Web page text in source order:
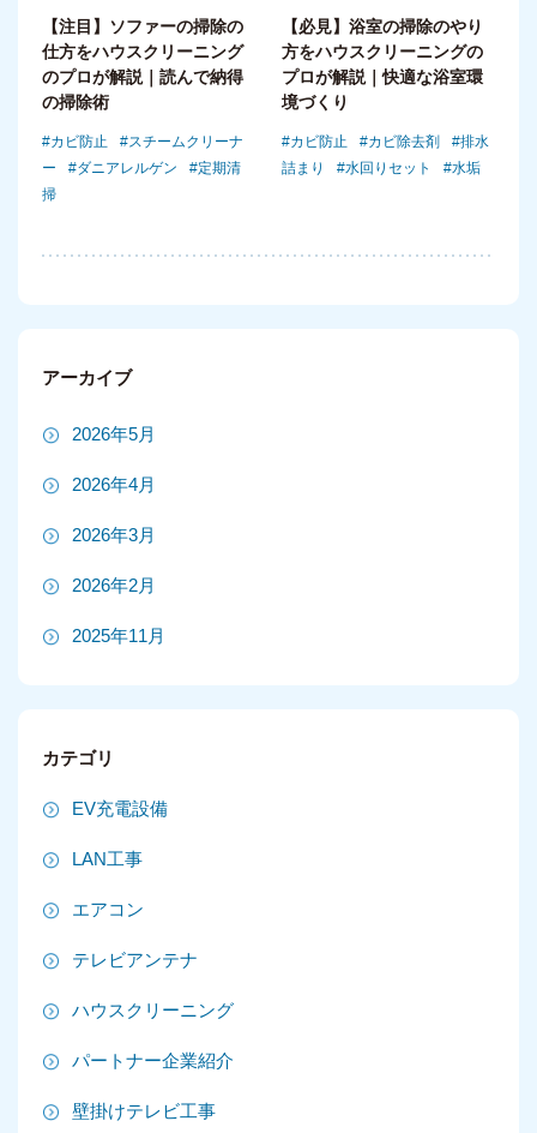
【注目】ソファーの掃除の
仕方をハウスクリーニング
のプロが解説｜読んで納得
の掃除術
カビ防止
スチームクリーナ
ー
ダニアレルゲン
定期清
掃
【必見】浴室の掃除のやり
方をハウスクリーニングの
プロが解説｜快適な浴室環
境づくり
カビ防止 カビ除去剤
排水
詰まり
水回りセット 水垢
アーカイブ
2026年5月
2026年4月
2026年3月
2026年2月
2025年11月
カテゴリ
EV充電設備
LAN工事
エアコン
テレビアンテナ
ハウスクリーニング
パートナー企業紹介
壁掛けテレビ工事